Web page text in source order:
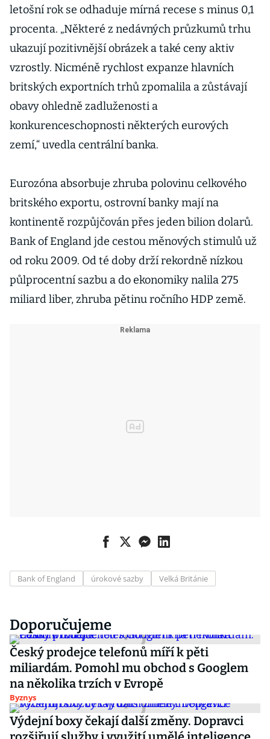
letošní rok se odhaduje mírná recese s minus 0,1
procenta. „Některé z nedávných průzkumů trhu
ukazují pozitivnější obrázek a také ceny aktiv
vzrostly. Nicméně rychlost expanze hlavních
britských exportních trhů zpomalila a zůstávají
obavy ohledně zadluženosti a
konkurenceschopnosti některých eurových
zemí,“ uvedla centrální banka.
Eurozóna absorbuje zhruba polovinu celkového
britského exportu, ostrovní banky mají na
kontinentě rozpůjčován přes jeden bilion dolarů.
Bank of England jde cestou měnových stimulů už
od roku 2009. Od té doby drží rekordně nízkou
půlprocentní sazbu a do ekonomiky nalila 275
miliard liber, zhruba pětinu ročního HDP země.
Bank of England úrokové sazby Velká Británie
Doporučujeme
Český prodejce telefonů míří k pěti
miliardám. Pomohl mu obchod s Googlem
na několika trzích v Evropě
Byznys
Výdejní boxy čekají další změny. Dopravci